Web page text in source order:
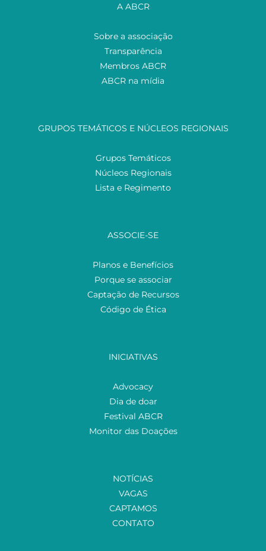
A ABCR
Sobre a associação
Transparência
Membros ABCR
ABCR na mídia
GRUPOS TEMÁTICOS E NÚCLEOS REGIONAIS
Grupos Temáticos
Núcleos Regionais
Lista e Regimento
ASSOCIE-SE
Planos e Benefícios
Porque se associar
Captação de Recursos
Código de Ética
INICIATIVAS
Advocacy
Dia de doar
Festival ABCR
Monitor das Doações
NOTÍCIAS
VAGAS
CAPTAMOS
CONTATO